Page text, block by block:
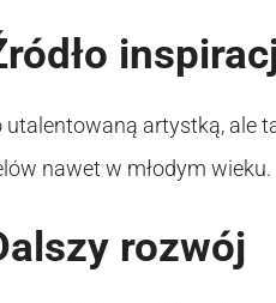
artystką, ale
nawet w młodym wieku.
rozwój